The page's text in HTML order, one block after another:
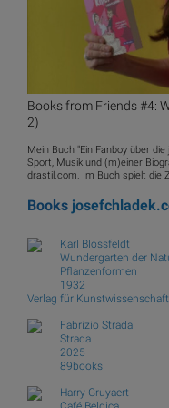
Books from Friends #4:
2)
Mein Buch "Ein Fanboy über
Sport, Musik und (m)einer
drastil.com. Im Buch spielt die
Books
Karl Blossfeldt
Wundergarten der
Pflanzenformen
1932
Verlag für Kunstwissenschaft
Fabrizio Strada
Strada
2025
89books
Harry Gruyaert